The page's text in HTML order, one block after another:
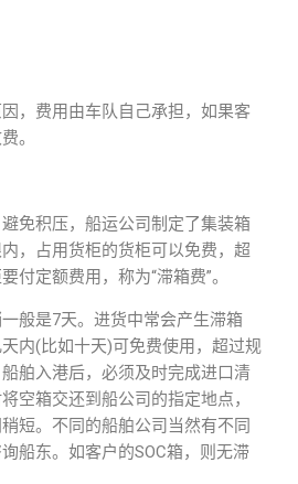
，费用由车队自己承担，如果客
。
免积压，船运公司制定了集装箱
，占用货柜的货柜可以免费，超
付定额费用，称为“滞箱费”。
般是7天。进货中常会产生滞箱
内(比如十天)可免费使用，超过规
舶入港后，必须及时完成进口清
空箱交还到船公司的指定地点，
短。不同的船舶公司当然有不同
船东。如客户的SOC箱，则无滞